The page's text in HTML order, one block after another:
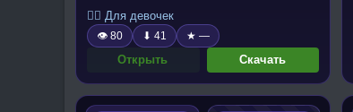
🧍‍♀️ Для девочек
👁 80 ⬇ 41 ★ —
Открыть Скачать